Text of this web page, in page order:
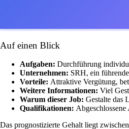
Auf einen Blick
Aufgaben: Durchführung
Unternehmen: SRH, ein
Vorteile: Attraktive Vergütung,
Weitere Informationen: Viel
Warum dieser Job: Gestalte das
Qualifikationen:
Das prognostizierte Gehalt liegt